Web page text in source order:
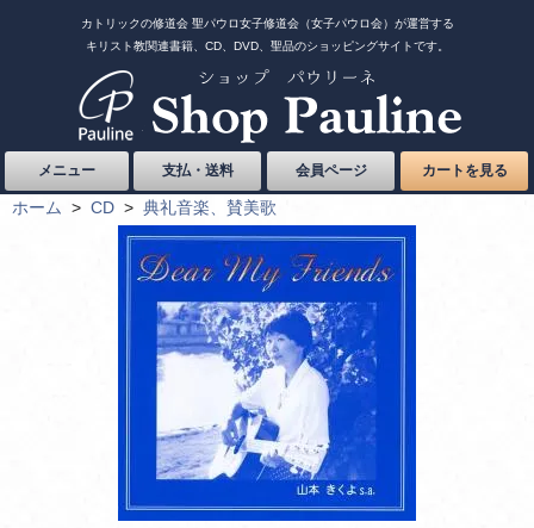
カトリックの修道会 聖パウロ女子修道会（女子パウロ会）が運営する
キリスト教関連書籍、CD、DVD、聖品のショッピングサイトです。
メニュー 支払・送料 会員ページ カートを見る
ホーム > CD > 典礼音楽、賛美歌